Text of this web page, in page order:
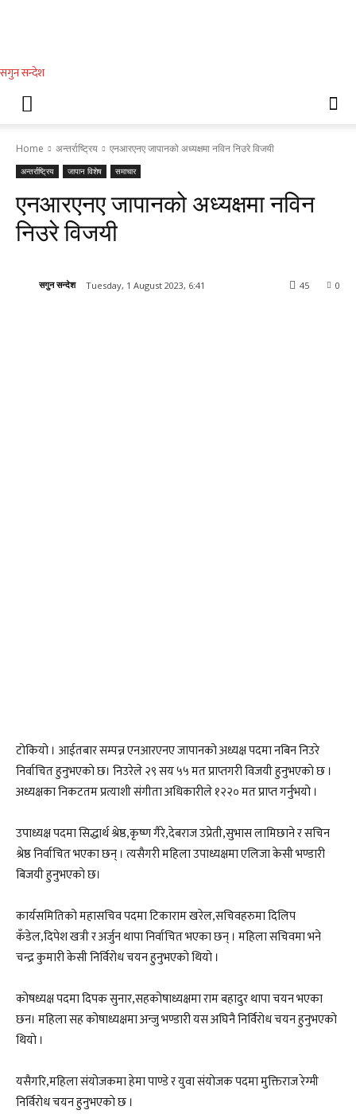
सगुन सन्देश
Home अन्तर्राष्ट्रिय एनआरएनए जापानको अध्यक्षमा नविन निउरे विजयी
अन्तर्राष्ट्रिय जापान विशेष समाचार
एनआरएनए जापानको अध्यक्षमा नविन
निउरे विजयी
सगुन सन्देश Tuesday, 1 August 2023, 6:41 0
45
टोकियो । आईतबार सम्पन्न एनआरएनए जापानको अध्यक्ष पदमा नबिन निउरे
निर्वाचित हुनुभएकाे छ। निउरेले २९ सय ५५ मत प्राप्तगरी विजयी हुनुभएकाे छ ।
अध्यक्षका निकटतम प्रत्याशी संगीता अधिकारीले १२२० मत प्राप्त गर्नुभयो ।
उपाध्यक्ष पदमा सिद्धार्थ श्रेष्ठ,कृष्ण गैरे,देबराज उप्रेती,सुभास लामिछाने र सचिन
श्रेष्ठ निर्वाचित भएका छन् । त्यसैगरी महिला उपाध्यक्षमा एलिजा केसी भण्डारी
बिजयी हुनुभएकाे छ।
कार्यसमितिको महासचिव पदमा टिकाराम खरेल,सचिवहरुमा दिलिप
कँडेल,दिपेश खत्री र अर्जुन थापा निर्वाचित भएका छन् । महिला सचिवमा भने
चन्द्र कुमारी केसी निर्विरोध चयन हुनुभएकाे थियाे ।
कोषध्यक्ष पदमा दिपक सुनार,सहकोषाध्यक्षमा राम बहादुर थापा चयन भएका
छन। महिला सह कोषाध्यक्षमा अन्जु भण्डारी यस अघिनै निर्विरोध चयन हुनुभएकाे
थियाे ।
यसैगरि,महिला संयोजकमा हेमा पाण्डे र युवा संयोजक पदमा मुक्तिराज रेग्मी
निर्विरोध चयन हुनुभएकाे छ ।